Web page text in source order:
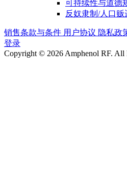
可持续性与道德
反奴隶制/人口贩
销售条款与条件 用户协议 隐私政
登录
Copyright © 2026 Amphenol RF. All